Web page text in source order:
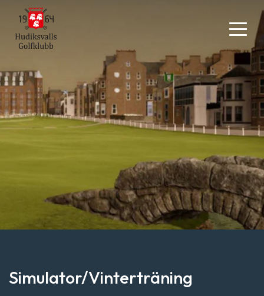
Simulator/Vinterträning